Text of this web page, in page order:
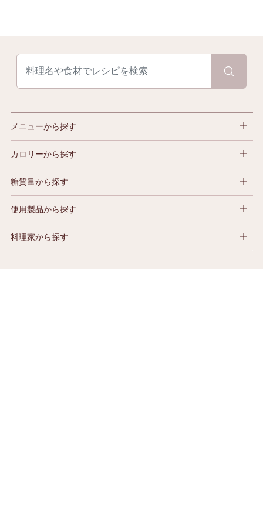
メニューから探す
カロリーから探す
糖質量から探す
使用製品から探す
料理家から探す